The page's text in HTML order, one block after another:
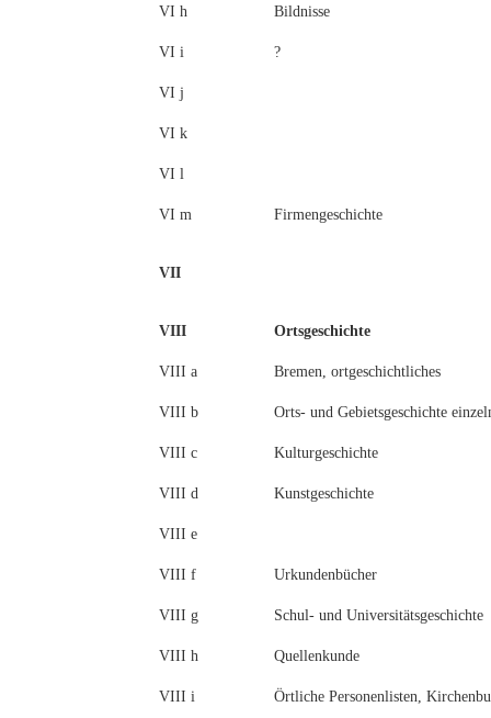
VI h Bildnisse
VI i ?
VI j
VI k
VI l
VI m Firmengeschichte
VII
VIII Ortsgeschichte
VIII a Bremen, ortgeschichtliches
VIII b Orts- und Gebietsgeschichte
VIII c Kulturgeschichte
VIII d Kunstgeschichte
VIII e
VIII f Urkundenbücher
VIII g Schul- und Universitätsgeschichte
VIII h Quellenkunde
VIII i Örtliche Personenlisten,